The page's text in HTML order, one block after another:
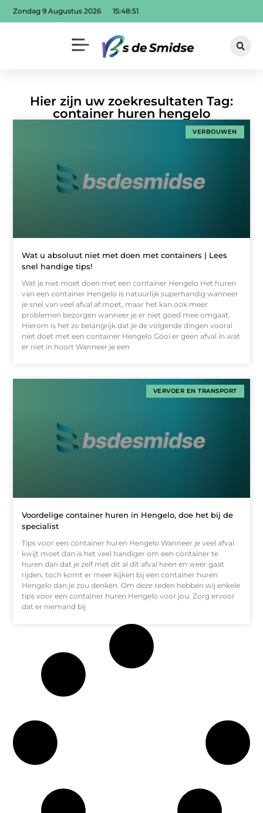
Zondag 9 Augustus 2026 15:48:52
Hier zijn uw zoekresultaten Tag:
container huren hengelo
VERBOUWEN
Wat u absoluut niet met doen met containers | Lees
snel handige tips!
Wat je niet moet doen met een container Hengelo Het huren
van een container Hengelo is natuurlijk superhandig wanneer
je snel van veel afval af moet, maar het kan ook meer
problemen bezorgen wanneer je er niet goed mee omgaat.
Hierom is het zo belangrijk dat je de volgende dingen vooral
niet doet met een container Hengelo Gooi er geen afval in wat
er niet in hoort Wanneer je een
VERVOER EN TRANSPORT
Voordelige container huren in Hengelo, doe het bij de
specialist
Tips voor een container huren Hengelo Wanneer je veel afval
kwijt moet dan is het veel handiger om een container te
huren dan dat je zelf met dit al dit afval heen en weer gaat
rijden, toch komt er meer kijken bij een container huren
Hengelo dan je zou denken. Om deze reden hebben wij enkele
tips voor een container huren Hengelo voor jou. Zorg ervoor
dat er niemand bij